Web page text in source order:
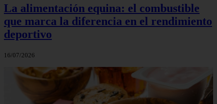
La alimentación equina: el combustible
que marca la diferencia en el rendimiento
deportivo
16/07/2026